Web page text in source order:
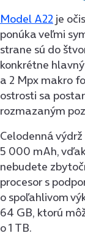
Model A22 je
ponúka veľmi
strane sú do
konkrétne
a 2 Mpx makro
ostrosti sa
rozmazaným
Celodenná
5 000 mAh,
nebudete
procesor s
o spoľahlivom
64 GB, ktorú
o 1 TB.